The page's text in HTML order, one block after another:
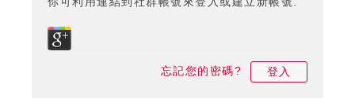
忘記您的密碼? 登入